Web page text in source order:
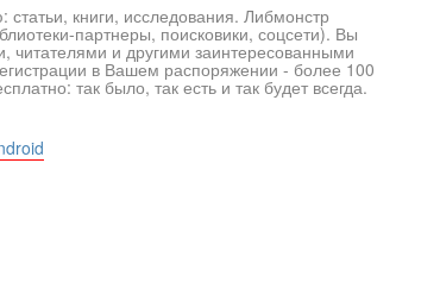
книги, исследования. Либмонстр
партнеры, поисковики, соцсети). Вы
читателями и другими заинтересованными
в Вашем распоряжении - более 100
так было, так есть и так будет всегда.